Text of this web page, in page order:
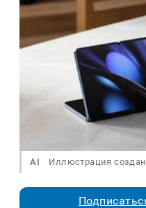
AI Иллюстрация